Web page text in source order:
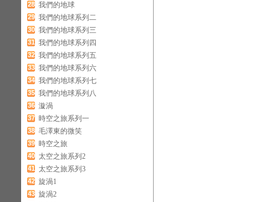
28 我們的地球
29 我們的地球系列二
30 我們的地球系列三
31 我們的地球系列四
32 我們的地球系列五
33 我們的地球系列六
34 我們的地球系列七
35 我們的地球系列八
36 漩渦
37 時空之旅系列一
38 毛澤東的微笑
39 時空之旅
40 太空之旅系列2
41 太空之旅系列3
42 旋渦1
43 旋渦2